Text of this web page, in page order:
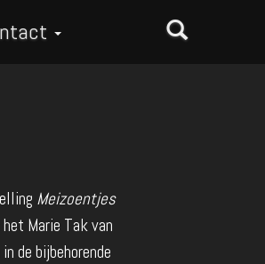
Meizoentjes
Marie Tak van
de bijbehorende